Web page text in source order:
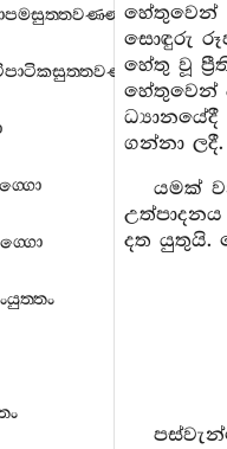
හේතුවෙන්
සොඳුරු
හේතු වූ
හේතුවෙන්
ගන්නා ලදී.
යමක්
දත යුතුයි.